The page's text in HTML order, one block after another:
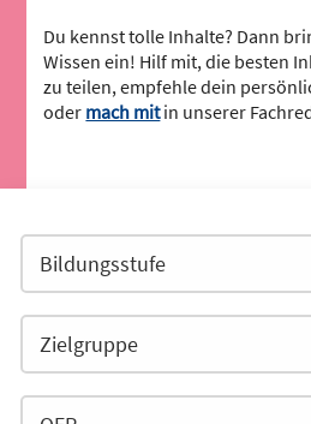
Du kennst tolle Inhalte? Dann
Wissen ein! Hilf mit, die besten
zu teilen, empfehle dein
oder mach mitin unserer